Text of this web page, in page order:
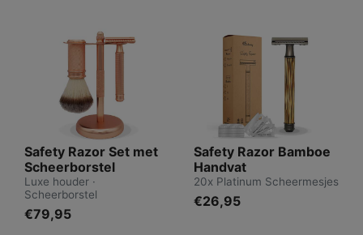
Safety Razor Set met
Scheerborstel
Luxe houder ·
Scheerborstel
€79,95
Safety Razor Bamboe
Handvat
20x Platinum Scheermesjes
€26,95